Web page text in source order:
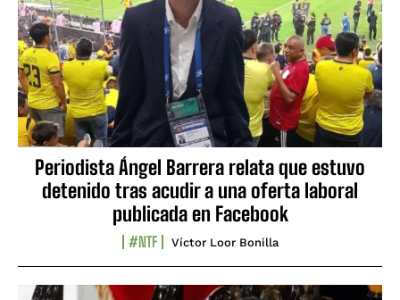
Periodista Ángel Barrera relata que estuvo
detenido tras acudir a una oferta laboral
publicada en Facebook
#NTF Víctor Loor Bonilla